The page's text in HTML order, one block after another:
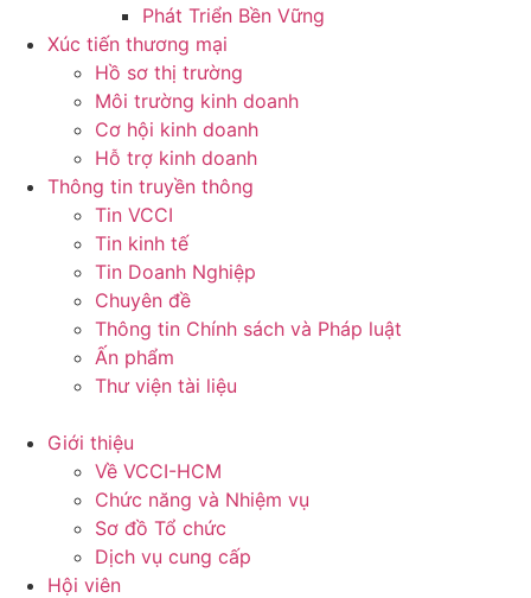
Phát Triển Bền Vững
Xúc tiến thương mại
Hồ sơ thị trường
Môi trường kinh doanh
Cơ hội kinh doanh
Hỗ trợ kinh doanh
Thông tin truyền thông
Tin VCCI
Tin kinh tế
Tin Doanh Nghiệp
Chuyên đề
Thông tin Chính sách và Pháp luật
Ấn phẩm
Thư viện tài liệu
Giới thiệu
Về VCCI-HCM
Chức năng và Nhiệm vụ
Sơ đồ Tổ chức
Dịch vụ cung cấp
Hội viên